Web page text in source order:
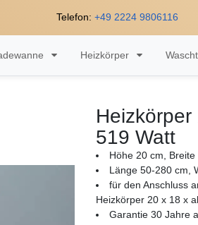
Telefon: +49 2224 9806116
Heizkörper
519 Watt
Höhe 20 cm, Breite
Länge 50-280 cm,
für den Anschluss
Heizkörper 20 x 18 x
Garantie 30 Jahre